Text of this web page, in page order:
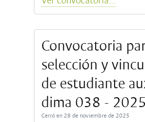
Convocatoria
selección y
de estudiante
dima 038 - 2025
Cerró en 28 de noviembre de 2025